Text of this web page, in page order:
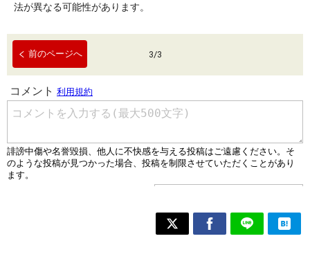
法が異なる可能性があります。
前のページへ 3/3